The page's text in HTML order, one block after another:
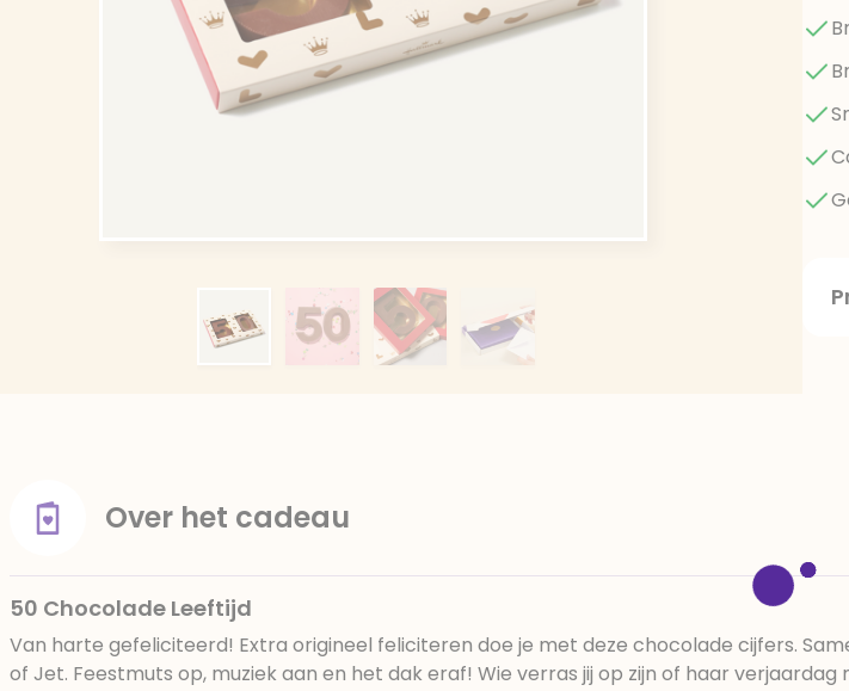
Over het cadeau
50 Chocolade Leeftijd
Van harte gefeliciteerd! Extra origineel feliciteren doe je met deze chocolade cijfers.
of Jet. Feestmuts op, muziek aan en het dak eraf! Wie verras jij op zijn of haar